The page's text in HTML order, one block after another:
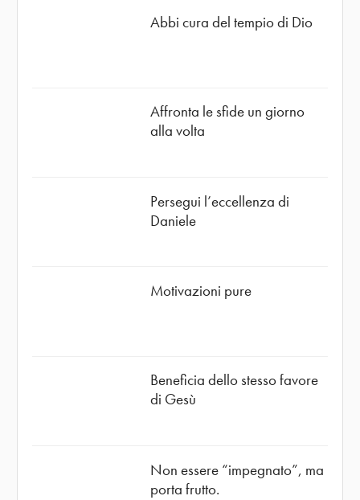
Abbi cura del tempio di Dio
Affronta le sfide un giorno
alla volta
Persegui l’eccellenza di
Daniele
Motivazioni pure
Beneficia dello stesso favore
di Gesù
Non essere “impegnato”, ma
porta frutto.